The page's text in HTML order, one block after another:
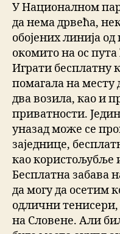
У Националном
да нема дрвећа,
обојених линија
окомито на ос
Играти бесплатну
помагала на месту
два возила, као и
приватности.
уназад може се
заједнице,
као користољубље
Бесплатна забава
да могу да осетим
одлични
на Словене. Али